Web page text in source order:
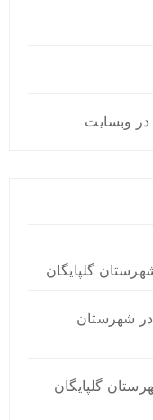
گلپایگان
شهرستان
گلپایگان